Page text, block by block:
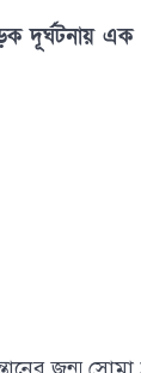
দূর্ঘটনায় এক
জন্ম সোমা